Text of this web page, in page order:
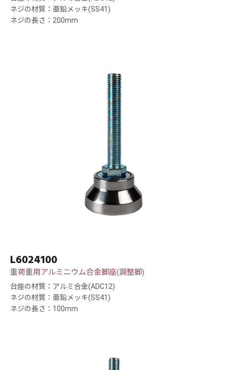
ネジの材質：亜鉛メッキ(SS41)
ネジの長さ：200mm
L6024100
重荷重用アルミニウム合金脚座(調整脚)
台座の材質：アルミ合金(ADC12)
ネジの材質：亜鉛メッキ(SS41)
ネジの長さ：100mm